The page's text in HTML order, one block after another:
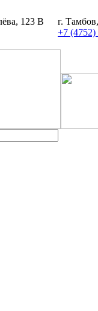
123 В
г.
+7 (4752)
Задать вопрос